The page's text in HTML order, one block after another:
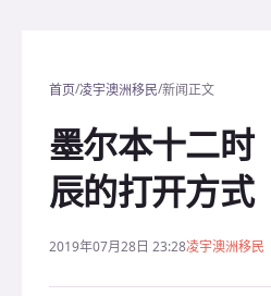
首页/凌宇澳洲移民/新闻正文
墨尔本十二时
辰的打开方式
2019年07月28日 23:28凌宇澳洲移民